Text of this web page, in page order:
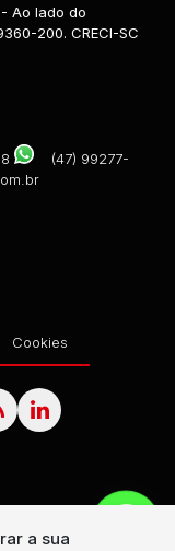
a sua
Ao lado do
200. CRECI-SC
(47) 99277-
Cookies